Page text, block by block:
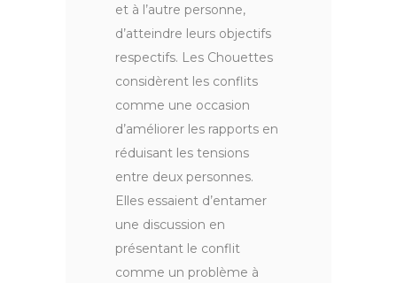
et à l’autre personne,
d’atteindre leurs objectifs
respectifs. Les Chouettes
considèrent les conflits
comme une occasion
d’améliorer les rapports en
réduisant les tensions
entre deux personnes.
Elles essaient d’entamer
une discussion en
présentant le conflit
comme un problème à